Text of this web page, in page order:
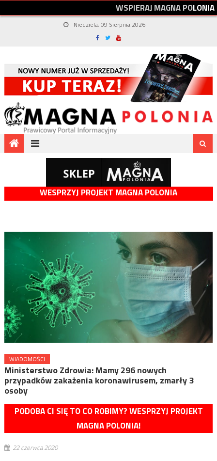
WSPIERAJMAGNAPOLONIA
Niedziela, 09 Sierpnia 2026
WESPRZYJ PROJEKT MAGNA POLONIA
WIADOMOŚCI
Ministerstwo Zdrowia: Mamy 296 nowych
przypadków zakażenia koronawirusem, zmarły 3
osoby
PODOBA CI SIĘ TO CO ROBIMY? WESPRZYJ PROJEKT
MAGNA POLONIA!
22 czerwca 2020